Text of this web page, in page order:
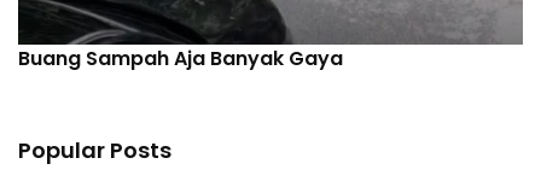
Buang Sampah Aja Banyak Gaya
Popular Posts